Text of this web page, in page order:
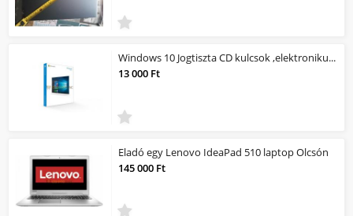
Windows 10 Jogtiszta CD kulcsok ,elektronikus licensz
13 000 Ft
Eladó egy Lenovo IdeaPad 510 laptop Olcsón
145 000 Ft